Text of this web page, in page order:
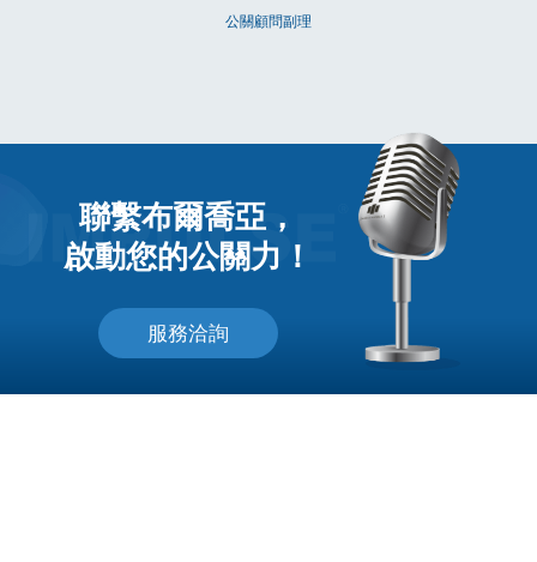
公關顧問副理
聯繫布爾喬亞，
啟動您的公關力！
服務洽詢